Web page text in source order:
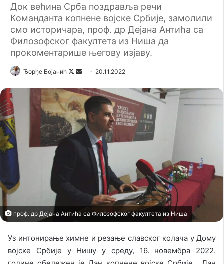
Док већина Срба поздравља речи
Команданта копнене војске Србије, замолили
смо историчара, проф. др Дејана Антића са
Филозофског факултета из Ниша да
прокоментарише његову изјаву.
Ђорђе Бојанић
F
l
l
o
w
o
n
d
a
n
20.11.2022
проф. др Дејана Антића са Филозофског факултета из Ниша
Уз интонирање химне и резање славског колача у Дому
војске Србије у Нишу у среду, 16. новембра 2022.